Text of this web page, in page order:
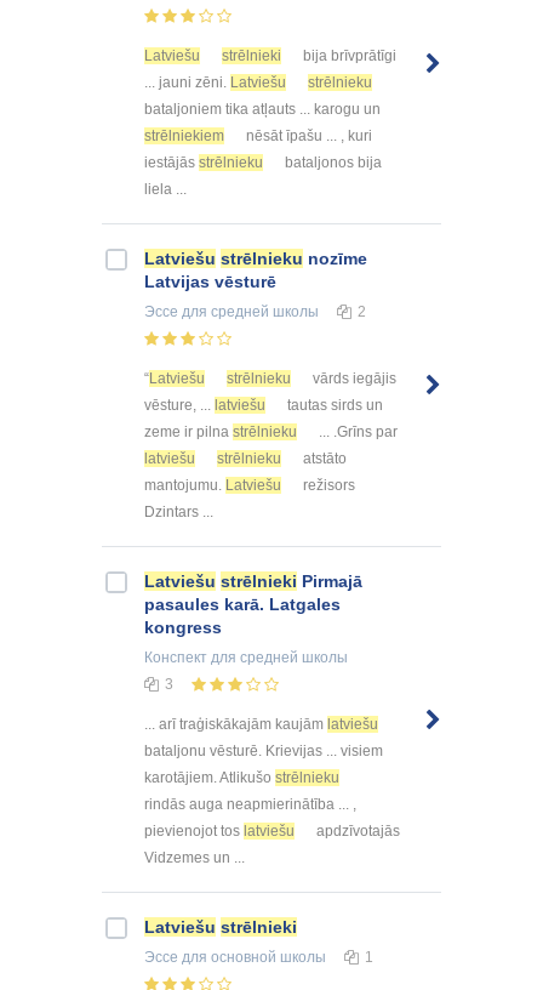
Latviešu strēlnieki
bija brīvprātīgi
... jauni zēni. Latviešu
strēlnieku
bataljoniem tika atļauts ... karogu un
strēlniekiem
nēsāt īpašu ... , kuri
iestājās strēlnieku
bataljonos bija
liela ...
Latviešu strēlnieku nozīme
Latvijas vēsturē
Эссе для средней школы 2
“Latviešu strēlnieku
vārds iegājis
vēsture, ... latviešu
tautas sirds un
zeme ir pilna strēlnieku
... .Grīns par
latviešu
strēlnieku
atstāto
mantojumu. Latviešu
režisors
Dzintars ...
Latviešu strēlnieki Pirmajā
pasaules karā. Latgales
kongress
Конспект для средней школы
3
... arī traģiskākajām kaujām latviešu
bataljonu vēsturē. Krievijas ... visiem
karotājiem. Atlikušo strēlnieku
rindās auga neapmierinātība ... ,
pievienojot tos latviešu
apdzīvotajās
Vidzemes un ...
Latviešu strēlnieki
Эссе для основной школы 1